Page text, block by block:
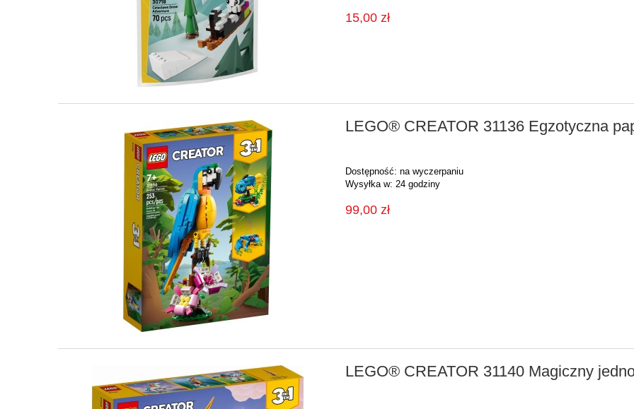
15,00 zł
LEGO® CREATOR 31136 Egzotyczna
Dostępność: na wyczerpaniu
Wysyłka w: 24 godziny
99,00 zł
LEGO® CREATOR 31140 Magiczny